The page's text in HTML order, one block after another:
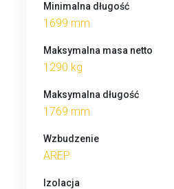
Minimalna długość
1699 mm
Maksymalna masa netto
1290 kg
Maksymalna długość
1769 mm
Wzbudzenie
AREP
Izolacja